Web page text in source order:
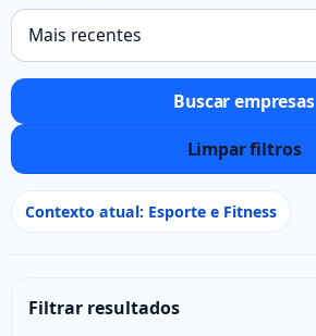
Buscar empresas
Limpar filtros
Contexto atual: Esporte e Fitness
Filtrar resultados